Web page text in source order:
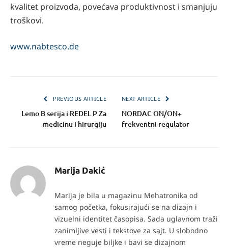
kvalitet proizvoda, povećava produktivnost i smanjuju
troškovi.
www.nabtesco.de
PREVIOUS ARTICLE
Lemo B serija i REDEL P Za
medicinu i hirurgiju
NEXT ARTICLE
NORDAC ON/ON+
frekventni regulator
Marija Dakić
Marija je bila u magazinu Mehatronika od
samog početka, fokusirajući se na dizajn i
vizuelni identitet časopisa. Sada uglavnom traži
zanimljive vesti i tekstove za sajt. U slobodno
vreme neguje biljke i bavi se dizajnom